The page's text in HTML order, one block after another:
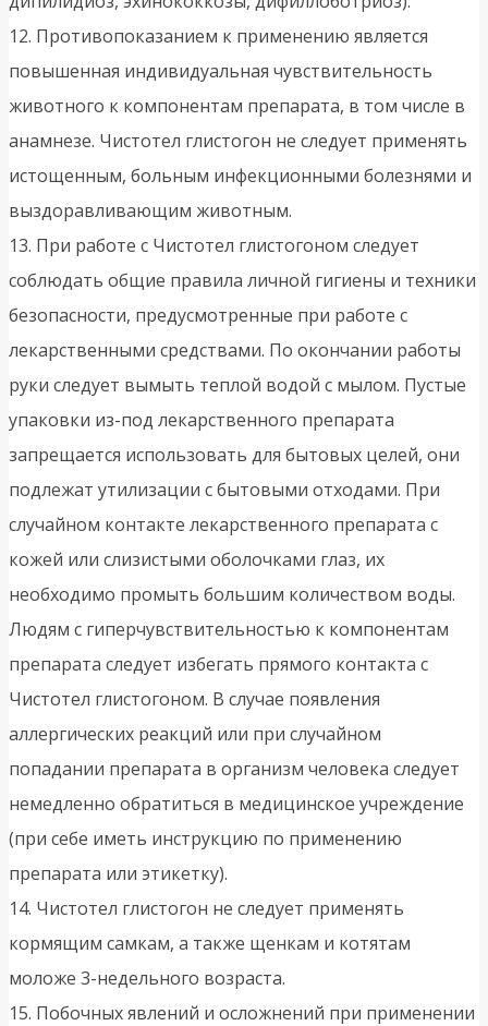
12. Противопоказанием к применению является
повышенная индивидуальная чувствительность
животного к компонентам препарата, в том числе в
анамнезе. Чистотел глистогон не следует применять
истощенным, больным инфекционными болезнями и
выздоравливающим животным.
13. При работе с Чистотел глистогоном следует
соблюдать общие правила личной гигиены и техники
безопасности, предусмотренные при работе с
лекарственными средствами. По окончании работы
руки следует вымыть теплой водой с мылом. Пустые
упаковки из-под лекарственного препарата
запрещается использовать для бытовых целей, они
подлежат утилизации с бытовыми отходами. При
случайном контакте лекарственного препарата с
кожей или слизистыми оболочками глаз, их
необходимо промыть большим количеством воды.
Людям с гиперчувствительностью к компонентам
препарата следует избегать прямого контакта с
Чистотел глистогоном. В случае появления
аллергических реакций или при случайном
попадании препарата в организм человека следует
немедленно обратиться в медицинское учреждение
(при себе иметь инструкцию по применению
препарата или этикетку).
14. Чистотел глистогон не следует применять
кормящим самкам, а также щенкам и котятам
моложе 3-недельного возраста.
15. Побочных явлений и осложнений при применении